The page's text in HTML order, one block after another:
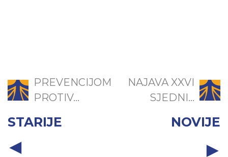
PREVENCIJOM
PROTIV...
STARIJE
NAJAVA XXVI
SJEDNI...
NOVIJE